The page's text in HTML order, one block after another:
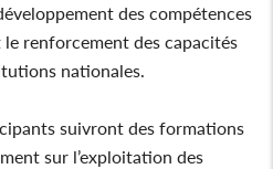
des compétences
renforcement des capacités
nationales.
suivront des formations
sur l’exploitation des